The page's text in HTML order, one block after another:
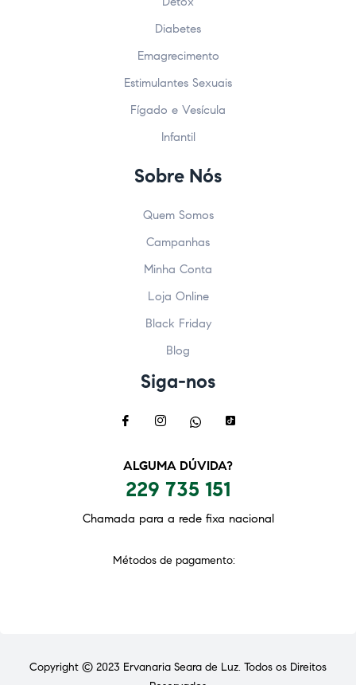
Diabetes
Emagrecimento
Estimulantes Sexuais
Fígado e Vesícula
Infantil
Sobre Nós
Quem Somos
Campanhas
Minha Conta
Loja Online
Black Friday
Blog
Siga-nos
ALGUMA DÚVIDA?
229 735 151
Chamada para a rede fixa nacional
Métodos de pagamento:
Copyright © 2023 Ervanaria Seara de Luz. Todos os Direitos